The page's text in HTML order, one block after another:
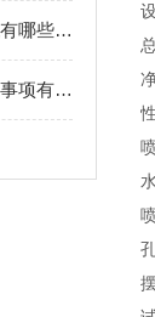
恒湿恒温试验箱对使用环境有哪些要求
淋雨试验箱接线时要注意的事项有哪些